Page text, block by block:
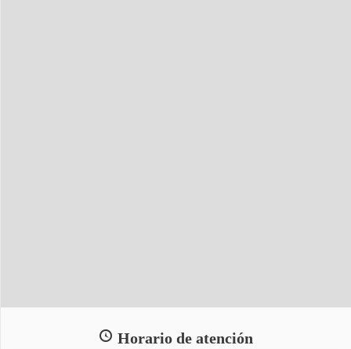
Horario de atención